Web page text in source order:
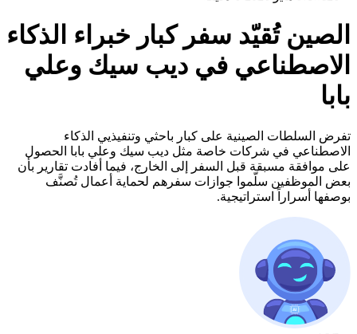
الصين تُقيّد سفر كبار خبراء الذكاء
الاصطناعي في ديب سيك وعلي
بابا
تفرض السلطات الصينية على كبار باحثي وتنفيذيي الذكاء
الاصطناعي في شركات خاصة مثل ديب سيك وعلي بابا الحصول
على موافقة مسبقة قبل السفر إلى الخارج، فيما أفادت تقارير بأن
بعض الموظفين سلّموا جوازات سفرهم لحماية أعمال تُصنَّف
بوصفها أسراراً استراتيجية.